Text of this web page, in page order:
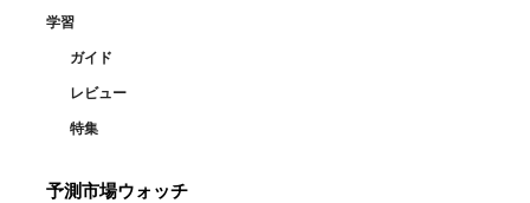
学習
ガイド
レビュー
特集
予測市場ウォッチ